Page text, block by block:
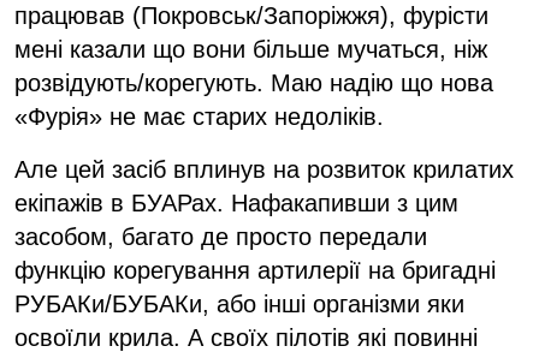
працював (Покровськ/Запоріжжя), фурісти
мені казали що вони більше мучаться, ніж
розвідують/корегують. Маю надію що нова
«Фурія» не має старих недоліків.
Але цей засіб вплинув на розвиток крилатих
екіпажів в БУАРах. Нафакапивши з цим
засобом, багато де просто передали
функцію корегування артилерії на бригадні
РУБАКи/БУБАКи, або інші організми яки
освоїли крила. А своїх пілотів які повинні